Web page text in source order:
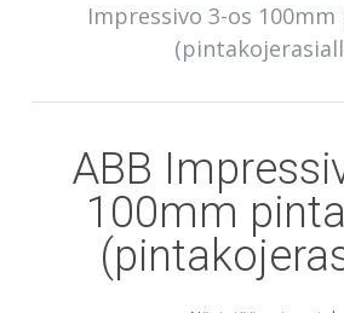
Impressivo 3-os
ABB
100mm